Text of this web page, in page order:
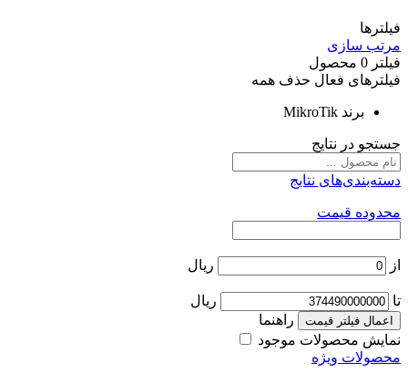
فیلترها
مرتب سازی
فیلتر 0 محصول
فیلترهای فعال حذف همه
برند MikroTik
جستجو در نتایج
دسته‌بندی‌های نتایج
محدوده قیمت
از ریال
تا ریال
اعمال فیلتر قیمت
راهنما
نمایش محصولات موجود
محصولات ویژه